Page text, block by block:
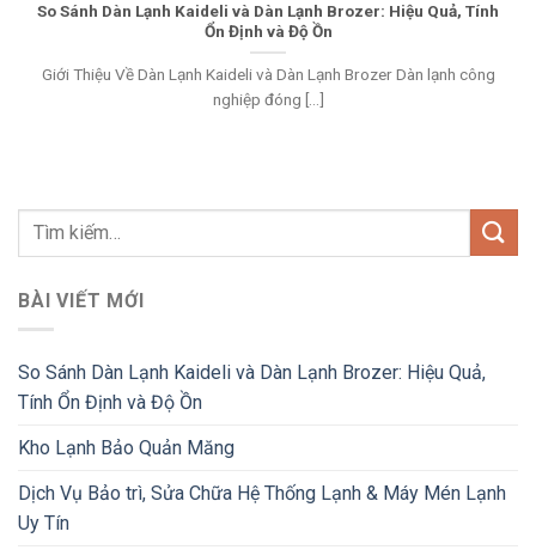
So Sánh Dàn Lạnh Kaideli và Dàn Lạnh Brozer: Hiệu Quả, Tính
Ổn Định và Độ Ồn
Giới Thiệu Về Dàn Lạnh Kaideli và Dàn Lạnh Brozer Dàn lạnh công
nghiệp đóng [...]
BÀI VIẾT MỚI
So Sánh Dàn Lạnh Kaideli và Dàn Lạnh Brozer: Hiệu Quả,
Tính Ổn Định và Độ Ồn
Kho Lạnh Bảo Quản Măng
Dịch Vụ Bảo trì, Sửa Chữa Hệ Thống Lạnh & Máy Mén Lạnh
Uy Tín